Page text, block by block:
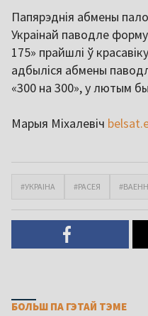
Папярэднія абмены
Украінай паводле
175» прайшлі ў
адбыліся абмены
«300 на 300», у лютым
Марыя Міхалевіч
#УКРАІНА #РАСЕЯ
БОЛЬШ ПА ГЭТАЙ ТЭМЕ